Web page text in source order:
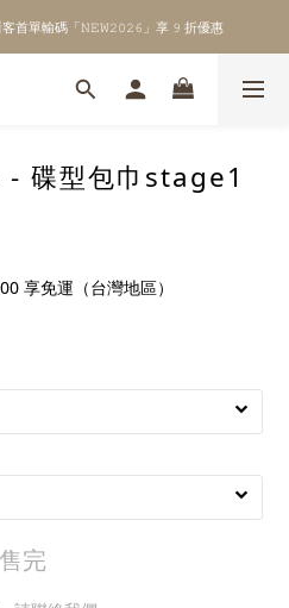
𝚆𝚊𝚢  ✨ For the Little Ones. /
客首單輸碼「𝙽𝙴𝚆𝟸𝟶𝟸𝟼」享 𝟿 折優惠
即享免運 ⸝⁺ ✧ 台灣地區限定
碟型包巾stage1
享免運（台灣地區）
售完